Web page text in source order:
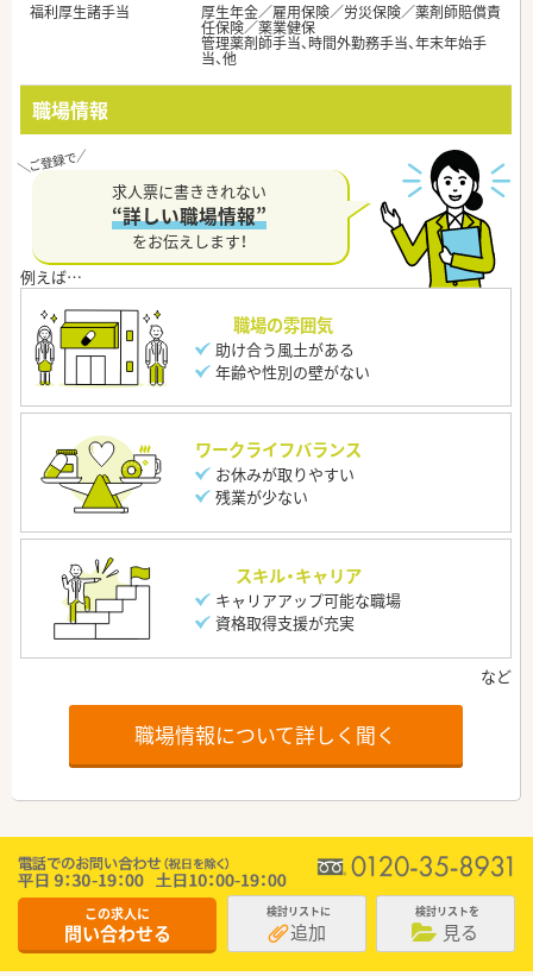
福利厚生諸手当
厚生年金／雇用保険／労災保険／薬剤師賠償責
任保険／薬業健保
管理薬剤師手当、時間外勤務手当、年末年始手
当、他
職場情報
求人票に書ききれない
“詳しい職場情報”
をお伝えします！
職場の雰囲気
助け合う風土がある
年齢や性別の壁がない
ワークライフバランス
お休みが取りやすい
残業が少ない
スキル・キャリア
キャリアアップ可能な職場
資格取得支援が充実
職場情報について詳しく聞く
この求人に
問い合わせる
検討リストに
追加
検討リストを
見る